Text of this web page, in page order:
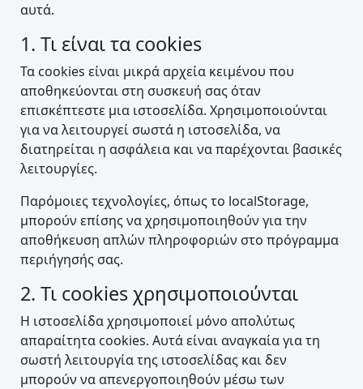
αυτά.
1. Τι είναι τα cookies
Τα cookies είναι μικρά αρχεία κειμένου που
αποθηκεύονται στη συσκευή σας όταν
επισκέπτεστε μια ιστοσελίδα. Χρησιμοποιούνται
για να λειτουργεί σωστά η ιστοσελίδα, να
διατηρείται η ασφάλεια και να παρέχονται βασικές
λειτουργίες.
Παρόμοιες τεχνολογίες, όπως το localStorage,
μπορούν επίσης να χρησιμοποιηθούν για την
αποθήκευση απλών πληροφοριών στο πρόγραμμα
περιήγησής σας.
2. Τι cookies χρησιμοποιούνται
Η ιστοσελίδα χρησιμοποιεί μόνο απολύτως
απαραίτητα cookies. Αυτά είναι αναγκαία για τη
σωστή λειτουργία της ιστοσελίδας και δεν
μπορούν να απενεργοποιηθούν μέσω των